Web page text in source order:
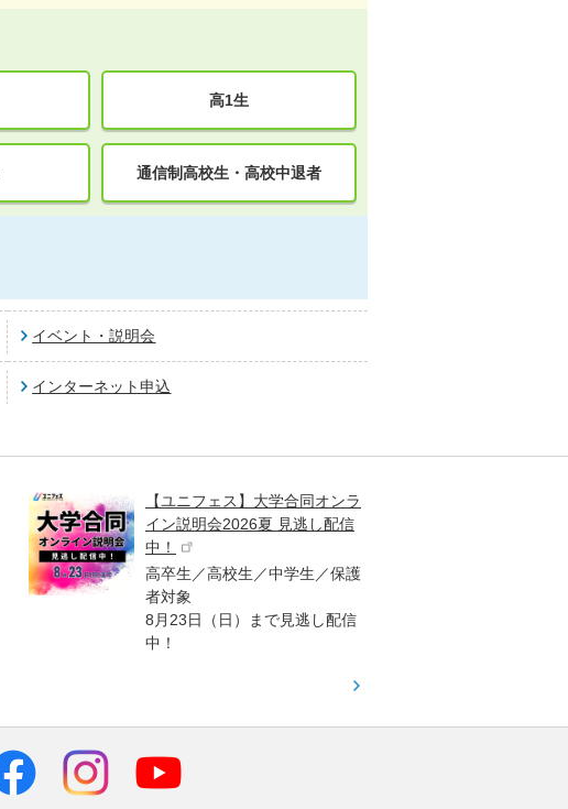
高1生
通信制高校生・高校中退者
イベント・説明会
インターネット申込
【ユニフェス】大学合同オンラ
イン説明会2026夏 見逃し配信
中！
高卒生／高校生／中学生／保護
者対象
8月23日（日）まで見逃し配信
中！